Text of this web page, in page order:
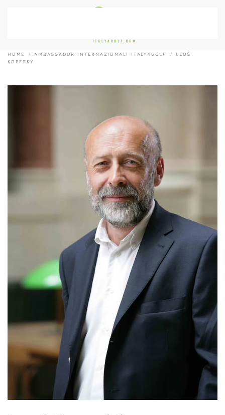
HOME AMBASSADOR INTERNAZIONALI ITALY4GOLF
LEOŠ
KOPECKÝ